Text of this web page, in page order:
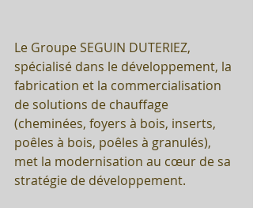
Le Groupe SEGUIN DUTERIEZ,
spécialisé dans le développement, la
fabrication et la commercialisation
de solutions de chauffage
(cheminées, foyers à bois, inserts,
poêles à bois, poêles à granulés),
met la modernisation au cœur de sa
stratégie de développement.